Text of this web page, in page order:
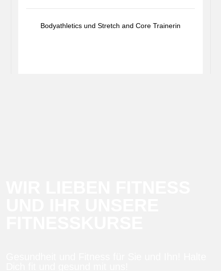
Bodyathletics und Stretch and Core Trainerin